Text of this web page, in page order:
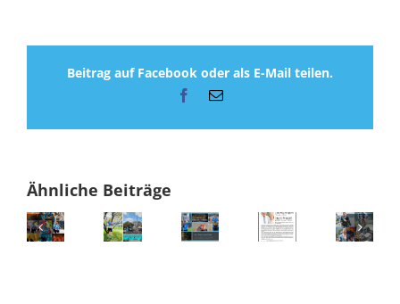
Beitrag auf Facebook oder als E-Mail teilen.
Facebook
E-
Ähnliche Beiträge